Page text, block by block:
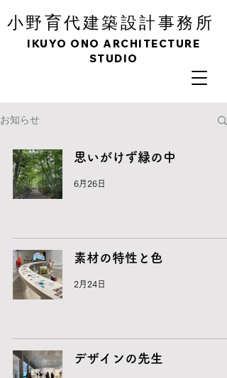
小野育代建築設計事務所
IKUYO ONO ARCHITECTURE
STUDIO
お知らせ
思いがけず緑の中
6月26日
素材の特性と色
2月24日
デザインの先生